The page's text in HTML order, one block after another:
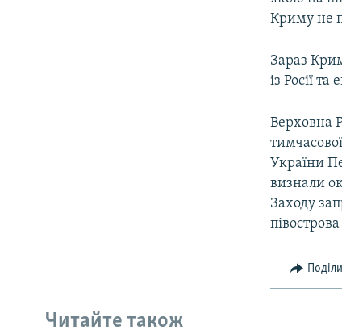
Криму не
Зараз
із Росії
Верховна
України
визнали
Заходу
Читайте також